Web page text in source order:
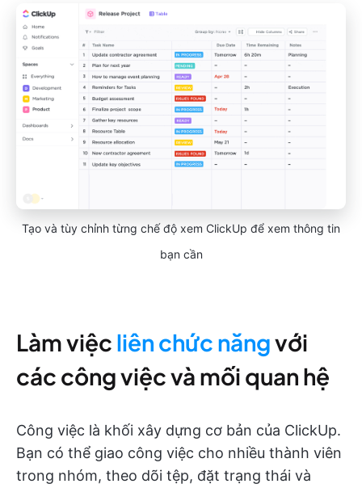
Tạo và tùy chỉnh từng chế độ xem ClickUp để xem thông tin
bạn cần
Làm việc liên chức năngvới
các công việc và mối quan hệ
Công việc là khối xây dựng cơ bản của ClickUp.
Bạn có thể giao công việc cho nhiều thành viên
trong nhóm, theo dõi tệp, đặt trạng thái và